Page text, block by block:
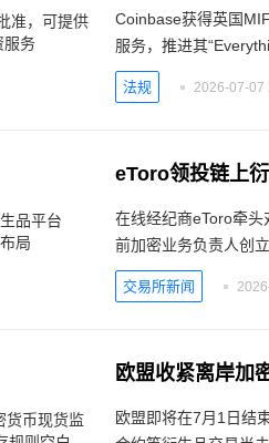
Coinbase获得英国
服务，推进其
法规 2026-07-07
eToro领投链上
在线经纪商eToro牵
前加密业务负责人创立
交易所新闻
欧盟收紧离岸加
欧盟即将在7月1日结